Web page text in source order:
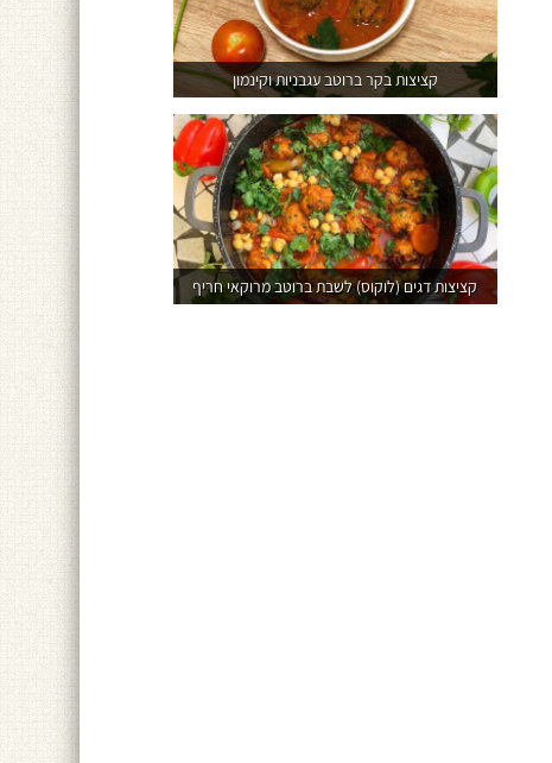
קציצות בקר ברוטב עגבניות וקינמון
קציצות דגים (לוקוס) לשבת ברוטב מרוקאי חריף